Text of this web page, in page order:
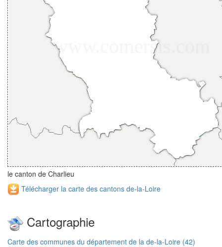
le canton de Charlieu
Télécharger la carte des cantons de-la-Loire
Cartographie
Carte des communes du département de la de-la-Loire (42)